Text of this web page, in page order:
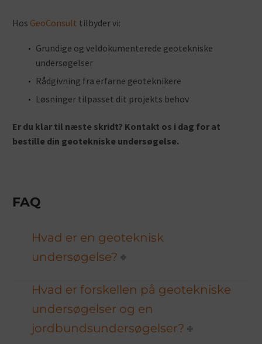
Hos GeoConsult tilbyder vi:
Grundige og veldokumenterede geotekniske
undersøgelser
Rådgivning fra erfarne geoteknikere
Løsninger tilpasset dit projekts behov
Er du klar til næste skridt? Kontakt os i dag for at
bestille din geotekniske undersøgelse.
FAQ
Hvad er en geoteknisk
undersøgelse?
Hvad er forskellen på geotekniske
undersøgelser og en
jordbundsundersøgelser?